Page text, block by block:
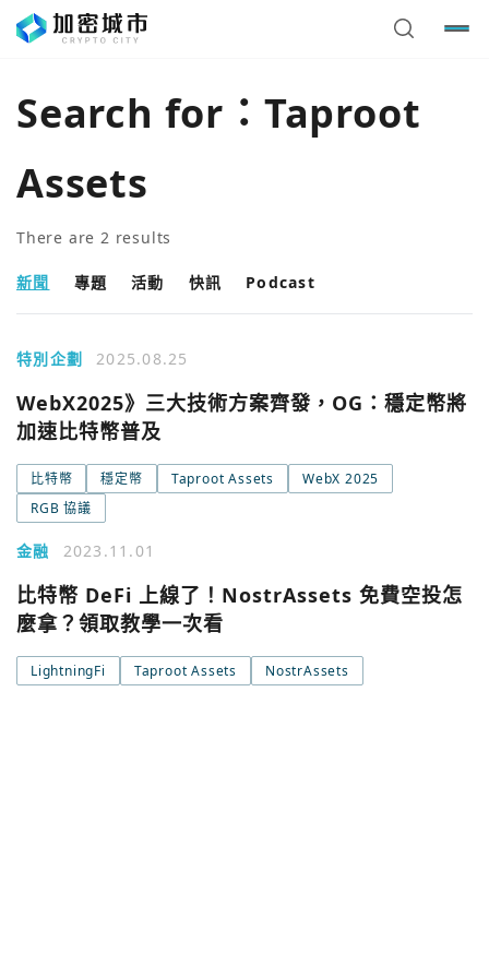
Search for： Taproot
Assets
There are 2 results
新聞 專題 活動 快訊 Podcast
特別企劃 2025.08.25
WebX2025》三大技術方案齊發，OG：穩定幣將
加速比特幣普及
比特幣 穩定幣 Taproot Assets
WebX 2025
RGB 協議
金融 2023.11.01
比特幣 DeFi 上線了！NostrAssets 免費空投怎
麼拿？領取教學一次看
LightningFi Taproot Assets NostrAssets